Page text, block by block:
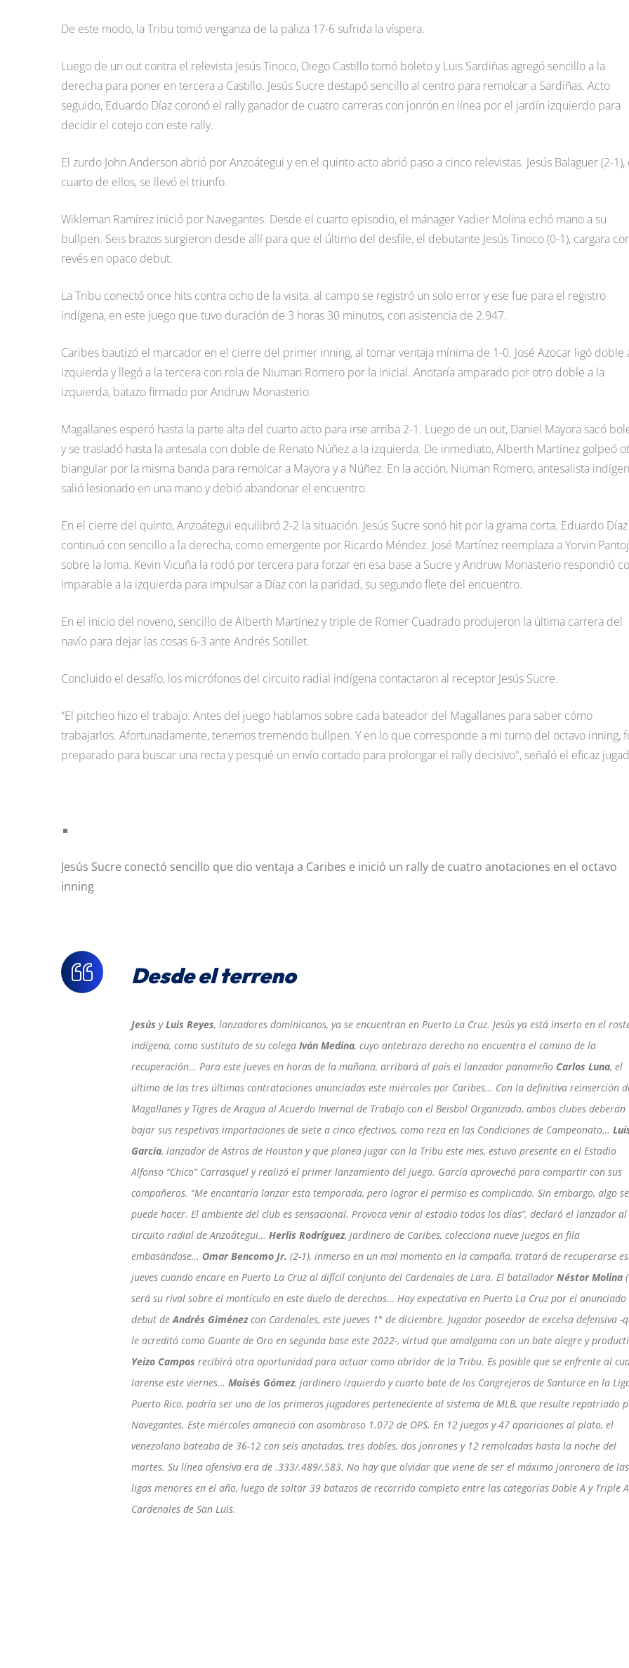
De este modo, la Tribu tomó venganza de la paliza 17-6 sufrida la víspera.
Luego de un out contra el relevista Jesús Tinoco, Diego Castillo tomó boleto y Luis Sardiñas agregó sencillo a la
derecha para poner en tercera a Castillo. Jesús Sucre destapó sencillo al centro para remolcar a Sardiñas. Acto
seguido, Eduardo Díaz coronó el rally ganador de cuatro carreras con jonrón en línea por el jardín izquierdo para
decidir el cotejo con este rally.
El zurdo John Anderson abrió por Anzoátegui y en el quinto acto abrió paso a cinco relevistas. Jesús Balaguer (2-1),
cuarto de ellos, se llevó el triunfo.
Wikleman Ramírez inició por Navegantes. Desde el cuarto episodio, el mánager Yadier Molina echó mano a su
bullpen. Seis brazos surgieron desde allí para que el último del desfile, el debutante Jesús Tinoco (0-1), cargara
revés en opaco debut.
La Tribu conectó once hits contra ocho de la visita. al campo se registró un solo error y ese fue para el registro
indígena, en este juego que tuvo duración de 3 horas 30 minutos, con asistencia de 2.947.
Caribes bautizó el marcador en el cierre del primer inning, al tomar ventaja mínima de 1-0. José Azocar ligó doble
izquierda y llegó a la tercera con rola de Niuman Romero por la inicial. Anotaría amparado por otro doble a la
izquierda, batazo firmado por Andruw Monasterio.
Magallanes esperó hasta la parte alta del cuarto acto para irse arriba 2-1. Luego de un out, Daniel Mayora sacó
y se trasladó hasta la antesala con doble de Renato Núñez a la izquierda. De inmediato, Alberth Martínez golpeó
biangular por la misma banda para remolcar a Mayora y a Núñez. En la acción, Niuman Romero, antesalista
salió lesionado en una mano y debió abandonar el encuentro.
En el cierre del quinto, Anzoátegui equilibró 2-2 la situación. Jesús Sucre sonó hit por la grama corta. Eduardo Díaz
continuó con sencillo a la derecha, como emergente por Ricardo Méndez. José Martínez reemplaza a Yorvin
sobre la loma. Kevin Vicuña la rodó por tercera para forzar en esa base a Sucre y Andruw Monasterio respondió
imparable a la izquierda para impulsar a Díaz con la paridad, su segundo flete del encuentro.
En el inicio del noveno, sencillo de Alberth Martínez y triple de Romer Cuadrado produjeron la última carrera del
navío para dejar las cosas 6-3 ante Andrés Sotillet.
Concluido el desafío, los micrófonos del circuito radial indígena contactaron al receptor Jesús Sucre.
“El pitcheo hizo el trabajo. Antes del juego hablamos sobre cada bateador del Magallanes para saber cómo
trabajarlos. Afortunadamente, tenemos tremendo bullpen. Y en lo que corresponde a mi turno del octavo inning,
preparado para buscar una recta y pesqué un envío cortado para prolongar el rally decisivo", señaló el eficaz
Jesús Sucre conectó sencillo que dio ventaja a Caribes e inició un rally de cuatro anotaciones en el octavo
inning
Desde el terreno
Jesús yLuis Reyes, lanzadores dominicanos, ya se encuentran en Puerto La Cruz. Jesús ya está inserto en el
indígena, como sustituto de su colega Iván Medina, cuyo antebrazo derecho no encuentra el camino de la
recuperación… Para este jueves en horas de la mañana, arribará al país el lanzador panameño Carlos Luna, el
último de las tres últimas contrataciones anunciadas este miércoles por Caribes… Con la definitiva reinserción
Magallanes y Tigres de Aragua al Acuerdo Invernal de Trabajo con el Beisbol Organizado, ambos clubes deberán
bajar sus respetivas importaciones de siete a cinco efectivos, como reza en las Condiciones de Campeonato…
García, lanzador de Astros de Houston y que planea jugar con la Tribu este mes, estuvo presente en el Estadio
Alfonso “Chico” Carrasquel y realizó el primer lanzamiento del juego. García aprovechó para compartir con sus
compañeros. “Me encantaría lanzar esta temporada, pero lograr el permiso es complicado. Sin embargo, algo se
puede hacer. El ambiente del club es sensacional. Provoca venir al estadio todos los días”, declaró el lanzador al
circuito radial de Anzoátegui… Herlis Rodríguez, jardinero de Caribes, colecciona nueve juegos en fila
embasándose… Omar Bencomo Jr. (2-1), inmerso en un mal momento en la campaña, tratará de recuperarse
jueves cuando encare en Puerto La Cruz al difícil conjunto del Cardenales de Lara. El batallador Néstor Molina
será su rival sobre el montículo en este duelo de derechos… Hay expectativa en Puerto La Cruz por el anunciado
debut deAndrés Giménezcon Cardenales, este jueves 1° de diciembre. Jugador poseedor de excelsa defensiva -
le acreditó como Guante de Oro en segunda base este 2022-, virtud que amalgama con un bate alegre y
Yeizo Campos recibirá otra oportunidad para actuar como abridor de la Tribu. Es posible que se enfrente al
larense este viernes… Moisés Gómez, jardinero izquierdo y cuarto bate de los Cangrejeros de Santurce en la
Puerto Rico, podría ser uno de los primeros jugadores perteneciente al sistema de MLB, que resulte repatriado
Navegantes. Este miércoles amaneció con asombroso 1.072 de OPS. En 12 juegos y 47 apariciones al plato, el
venezolano bateaba de 36-12 con seis anotadas, tres dobles, dos jonrones y 12 remolcadas hasta la noche del
martes. Su línea ofensiva era de .333/.489/.583. No hay que olvidar que viene de ser el máximo jonronero de las
ligas menores en el año, luego de soltar 39 batazos de recorrido completo entre las categorías Doble A y Triple
Cardenales de San Luis.